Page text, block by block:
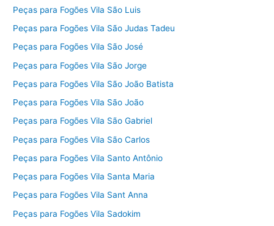
Peças para Fogões Vila São Luis
Peças para Fogões Vila São Judas Tadeu
Peças para Fogões Vila São José
Peças para Fogões Vila São Jorge
Peças para Fogões Vila São João Batista
Peças para Fogões Vila São João
Peças para Fogões Vila São Gabriel
Peças para Fogões Vila São Carlos
Peças para Fogões Vila Santo Antônio
Peças para Fogões Vila Santa Maria
Peças para Fogões Vila Sant Anna
Peças para Fogões Vila Sadokim